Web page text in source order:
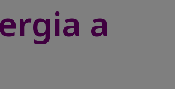
a